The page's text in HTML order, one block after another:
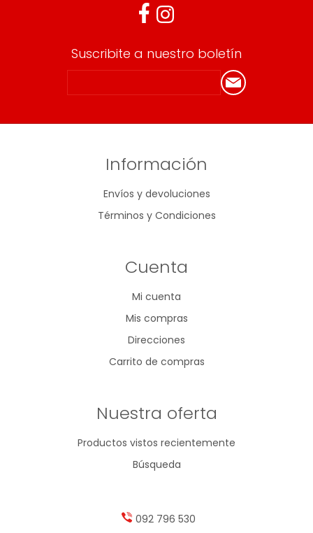
Suscribite a nuestro boletín
Información
Envíos y devoluciones
Términos y Condiciones
Cuenta
Mi cuenta
Mis compras
Direcciones
Carrito de compras
Nuestra oferta
Productos vistos recientemente
Búsqueda
092 796 530